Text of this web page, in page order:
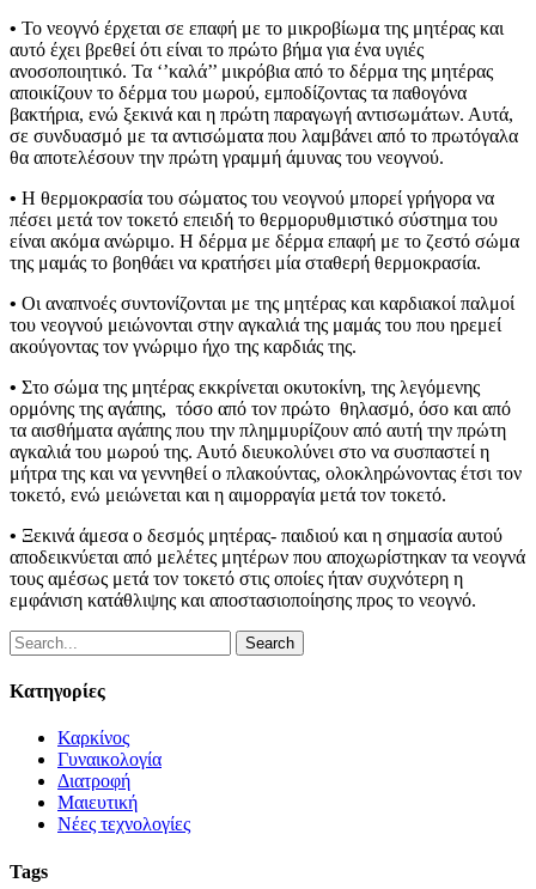
• Το νεογνό έρχεται σε επαφή με το μικροβίωμα της μητέρας και
αυτό έχει βρεθεί ότι είναι το πρώτο βήμα για ένα υγιές
ανοσοποιητικό. Τα ‘’καλά’’ μικρόβια από το δέρμα της μητέρας
αποικίζουν το δέρμα του μωρού, εμποδίζοντας τα παθογόνα
βακτήρια, ενώ ξεκινά και η πρώτη παραγωγή αντισωμάτων. Αυτά,
σε συνδυασμό με τα αντισώματα που λαμβάνει από το πρωτόγαλα
θα αποτελέσουν την πρώτη γραμμή άμυνας του νεογνού.
• Η θερμοκρασία του σώματος του νεογνού μπορεί γρήγορα να
πέσει μετά τον τοκετό επειδή το θερμορυθμιστικό σύστημα του
είναι ακόμα ανώριμο. Η δέρμα με δέρμα επαφή με το ζεστό σώμα
της μαμάς το βοηθάει να κρατήσει μία σταθερή θερμοκρασία.
• Οι αναπνοές συντονίζονται με της μητέρας και καρδιακοί παλμοί
του νεογνού μειώνονται στην αγκαλιά της μαμάς του που ηρεμεί
ακούγοντας τον γνώριμο ήχο της καρδιάς της.
• Στο σώμα της μητέρας εκκρίνεται οκυτοκίνη, της λεγόμενης
ορμόνης της αγάπης, τόσο από τον πρώτο θηλασμό, όσο και από
τα αισθήματα αγάπης που την πλημμυρίζουν από αυτή την πρώτη
αγκαλιά του μωρού της. Αυτό διευκολύνει στο να συσπαστεί η
μήτρα της και να γεννηθεί ο πλακούντας, ολοκληρώνοντας έτσι τον
τοκετό, ενώ μειώνεται και η αιμορραγία μετά τον τοκετό.
• Ξεκινά άμεσα ο δεσμός μητέρας- παιδιού και η σημασία αυτού
αποδεικνύεται από μελέτες μητέρων που αποχωρίστηκαν τα νεογνά
τους αμέσως μετά τον τοκετό στις οποίες ήταν συχνότερη η
εμφάνιση κατάθλιψης και αποστασιοποίησης προς το νεογνό.
Search
Κατηγορίες
Καρκίνος
Γυναικολογία
Διατροφή
Μαιευτική
Νέες τεχνολογίες
Tags